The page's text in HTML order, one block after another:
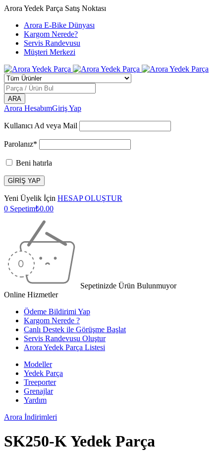
Arora Yedek Parça Satış Noktası
Arora E-Bike Dünyası
Kargom Nerede?
Servis Randevusu
Müşteri Merkezi
Arora HesabımGiriş Yap
Kullanıcı Ad veya Mail
Parolanız*
Beni hatırla
Yeni Üyelik İçin HESAP OLUŞTUR
0 Sepetim₺0.00
Sepetinizde Ürün Bulunmuyor
Online Hizmetler
Ödeme Bildirimi Yap
Kargom Nerede ?
Canlı Destek ile Görüşme Başlat
Servis Randevusu Oluştur
Arora Yedek Parça Listesi
Modeller
Yedek Parça
Treeporter
Grenajlar
Yardım
Arora İndirimleri
SK250-K Yedek Parça